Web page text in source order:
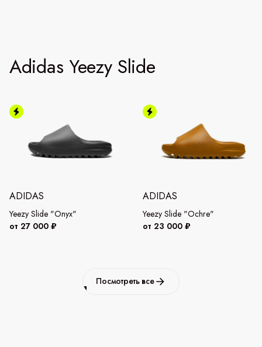
Adidas Yeezy Slide
ADIDAS
Yeezy Slide "Onyx"
от 27 000 ₽
ADIDAS
Yeezy Slide "Ochre"
от 23 000 ₽
Посмотреть все